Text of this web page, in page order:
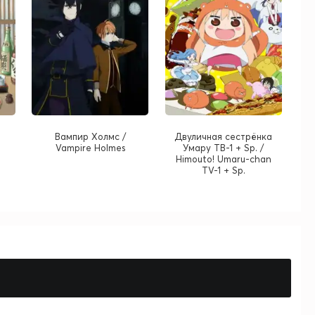
Вампир Холмс /
Vampire Holmes
Двуличная сестрёнка
Умару ТВ-1 + Sp. /
Himouto! Umaru-chan
TV-1 + Sp.